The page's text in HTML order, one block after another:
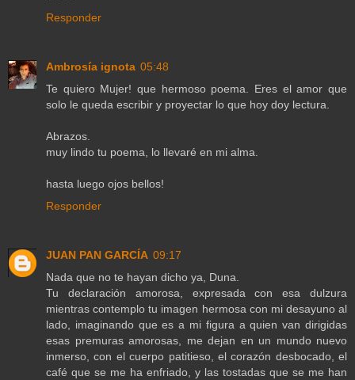
Responder
Ambrosía ignota 05:48
Te quiero Mujer! que hermoso poema. Eres el amor que
solo le queda escribir y proyectar lo que hoy doy lectura.
Abrazos.
muy lindo tu poema, lo llevaré en mi alma.
hasta luego ojos bellos!
Responder
JUAN PAN GARCÍA 09:17
Nada que no te hayan dicho ya, Duna.
Tu declaración amorosa, expresada con esa dulzura
mientras contemplo tu imagen hermosa con mi desayuno al
lado, imaginando que es a mi figura a quien van dirigidas
esas premuras amorosas, me dejan en un mundo nuevo
inmerso, con el cuerpo patitieso, el corazón desbocado, el
café que se me ha enfriado, y las tostadas que se me han